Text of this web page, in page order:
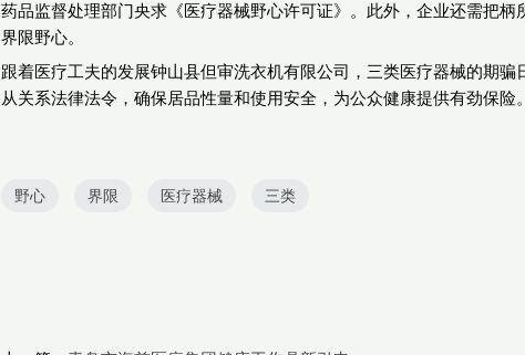
药品监督处理部门央求《医疗器械野心许可证》。此外，企业还需把
界限野心。
跟着医疗工夫的发展钟山县但审洗衣机有限公司，三类医疗器械的期
从关系法律法令，确保居品性量和使用安全，为公众健康提供有劲保险。
野心 界限 医疗器械 三类